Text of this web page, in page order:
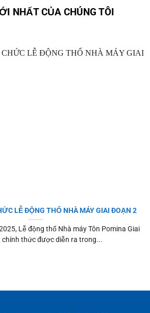
NHẤT CỦA CHÚNG TÔI
LỄ ĐỘNG THỔ NHÀ MÁY GIAI ĐOẠN 2
Lễ động thổ Nhà máy Tôn Pomina Giai
chính thức được diễn ra trong...